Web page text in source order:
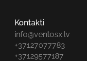
Kontakti
info@ventosx.lv
+37127077783
+37129577187